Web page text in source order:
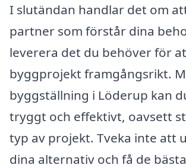
I slutändan handlar det om
partner som förstår dina
leverera det du behöver för
byggprojekt framgångsrikt.
byggställning i Löderup kan
tryggt och effektivt, oavsett
typ av projekt. Tveka inte att
dina alternativ och få de bästa